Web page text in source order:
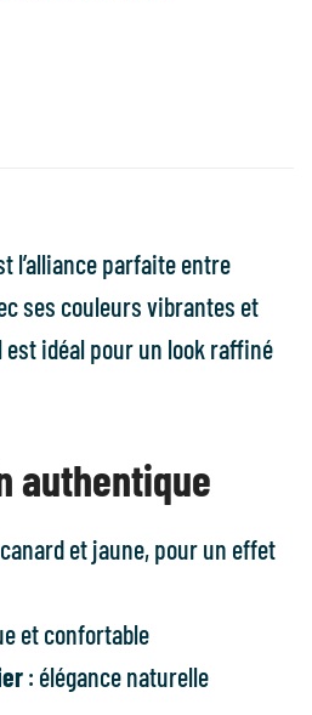
l’alliance parfaite entre
ses couleurs vibrantes et
idéal pour un look raffiné
authentique
et jaune, pour un effet
et confortable
: élégance naturelle